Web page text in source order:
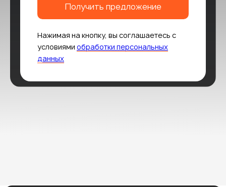
Получить предложение
Нажимая на кнопку, вы соглашаетесь с
условиями обработки персональных
данных